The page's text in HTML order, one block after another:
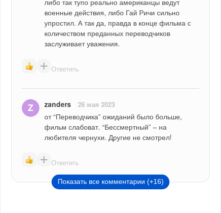
либо так тупо реально американцы ведут
военные действия, либо Гай Ричи сильно
упростил. А так да, правда в конце фильма с
количеством преданных переводчиков
заслуживает уважения.
Ответить
zanders 26 мая 2023
от “Переводчика” ожиданий было больше,
фильм слабоват. “Бессмертный” – на
любителя чернухи. Другие не смотрел!
Ответить
Показать все комментарии (+16)